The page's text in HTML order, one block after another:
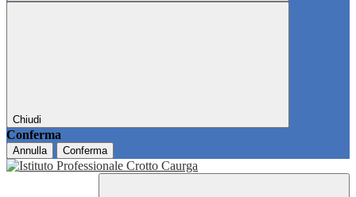
Chiudi
Conferma
Annulla Conferma